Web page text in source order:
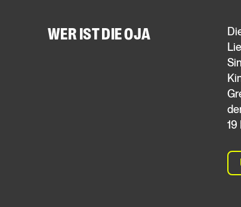
WER IST DIE OJA